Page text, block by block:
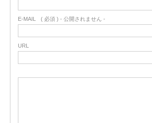
E-MAIL ( 必須 ) - 公開されません -
URL